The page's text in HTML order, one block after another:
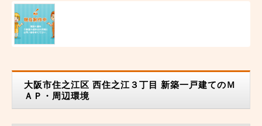
大阪市住之江区 西住之江３丁目 新築一戸建てのＭ
ＡＰ・周辺環境